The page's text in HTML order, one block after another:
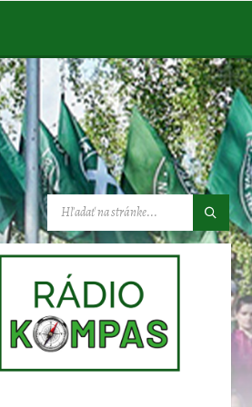
VYHĽADÁVANIE: